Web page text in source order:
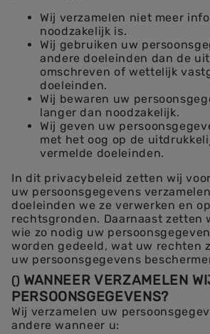
Wij verzamelen niet meer
noodzakelijk is.
Wij gebruiken uw
andere doeleinden dan de
omschreven of wettelijk
doeleinden.
Wij bewaren uw
langer dan noodzakelijk.
Wij geven uw
met het oog op de
vermelde doeleinden.
In dit privacybeleid zetten wij
uw persoonsgegevens
doeleinden we ze verwerken en
rechtsgronden. Daarnaast zetten
wie zo nodig uw
worden gedeeld, wat uw rechten
uw persoonsgegevens
() WANNEER VERZAMELEN
PERSOONSGEGEVENS?
Wij verzamelen uw
andere wanneer u: